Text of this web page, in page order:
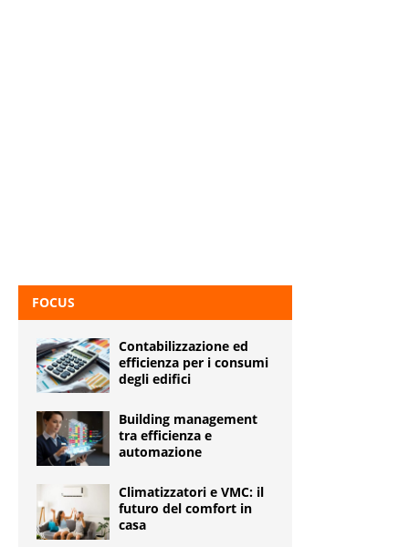
FOCUS
Contabilizzazione ed
efficienza per i consumi
degli edifici
Building management
tra efficienza e
automazione
Climatizzatori e VMC: il
futuro del comfort in
casa